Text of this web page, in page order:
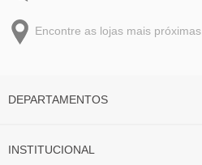
Encontre as lojas mais próximas.
DEPARTAMENTOS
INSTITUCIONAL